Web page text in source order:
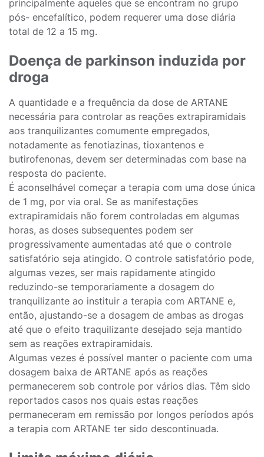
principalmente aqueles que se encontram no grupo
pós- encefalítico, podem requerer uma dose diária
total de 12 a 15 mg.
Doença de parkinson induzida por
droga
A quantidade e a frequência da dose de ARTANE
necessária para controlar as reações extrapiramidais
aos tranquilizantes comumente empregados,
notadamente as fenotiazinas, tioxantenos e
butirofenonas, devem ser determinadas com base na
resposta do paciente.
É aconselhável começar a terapia com uma dose única
de 1 mg, por via oral. Se as manifestações
extrapiramidais não forem controladas em algumas
horas, as doses subsequentes podem ser
progressivamente aumentadas até que o controle
satisfatório seja atingido. O controle satisfatório pode,
algumas vezes, ser mais rapidamente atingido
reduzindo-se temporariamente a dosagem do
tranquilizante ao instituir a terapia com ARTANE e,
então, ajustando-se a dosagem de ambas as drogas
até que o efeito traquilizante desejado seja mantido
sem as reações extrapiramidais.
Algumas vezes é possível manter o paciente com uma
dosagem baixa de ARTANE após as reações
permanecerem sob controle por vários dias. Têm sido
reportados casos nos quais estas reações
permaneceram em remissão por longos períodos após
a terapia com ARTANE ter sido descontinuada.